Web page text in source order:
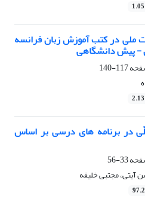
ملی در کتب آموزش زبان فرانسه
- پیش دانشگاهی
117-140
در برنامه های درسی بر اساس
33-56
آیتی، مجتبی خلیفه